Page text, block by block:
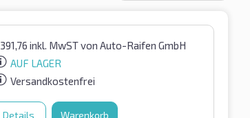
391,76 inkl. MwSTvon Auto-Raifen GmbH
AUF LAGER
Versandkostenfrei
Details Warenkorb